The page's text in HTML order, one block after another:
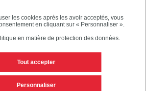
les cookies après les avoir acceptés, vous
en cliquant sur « Personnaliser ».
en matière de protection des données.
Tout accepter
Personnaliser